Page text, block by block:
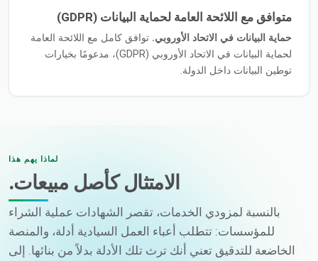
متوافق مع اللائحة العامة لحماية البيانات (GDPR)
حماية البيانات في الاتحاد الأوروبي. توافق كامل مع اللائحة العامة
لحماية البيانات في الاتحاد الأوروبي (GDPR)، مدعومًا بخيارات
توطين البيانات داخل الدولة.
لماذا يهم هذا
الامتثال كأصل مبيعات.
بالنسبة لمزودي الخدمات، تقصر الشهادات عملية الشراء
للمؤسسات: تتطلب أعباء العمل السيادية أدلة، والمنصة
الخاضعة للتدقيق تعني أنك ترث تلك الأدلة بدلاً من بنائها. إلى